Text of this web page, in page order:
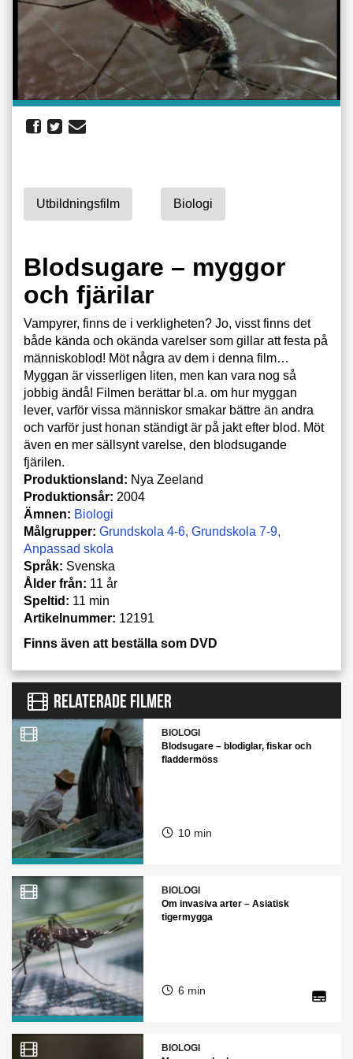
Utbildningsfilm Biologi
Blodsugare – myggor
och fjärilar
Vampyrer, finns de i verkligheten? Jo, visst finns det
både kända och okända varelser som gillar att festa på
människoblod! Möt några av dem i denna film…
Myggan är visserligen liten, men kan vara nog så
jobbig ändå! Filmen berättar bl.a. om hur myggan
lever, varför vissa människor smakar bättre än andra
och varför just honan ständigt är på jakt efter blod. Möt
även en mer sällsynt varelse, den blodsugande
fjärilen.
Produktionsland: Nya Zeeland
Produktionsår: 2004
Ämnen: Biologi
Målgrupper: Grundskola 4-6 Grundskola 7-9
Anpassad skola
Språk: Svenska
Ålder från: 11 år
Speltid: 11 min
Artikelnummer: 12191
Finns även att beställa som DVD
RELATERADE FILMER
BIOLOGI
Blodsugare – blodiglar, fiskar och
fladdermöss
10 min
BIOLOGI
Om invasiva arter – Asiatisk
tigermygga
6 min
BIOLOGI